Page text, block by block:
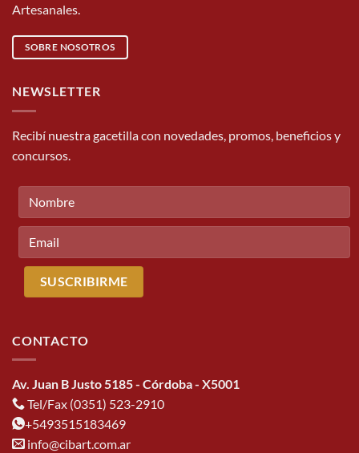
Artesanales.
SOBRE NOSOTROS
NEWSLETTER
Recibí nuestra gacetilla con novedades, promos, beneficios y
concursos.
CONTACTO
Av. Juan B Justo 5185 - Córdoba - X5001
Tel/Fax (0351) 523-2910
+5493515183469
info@cibart.com.ar